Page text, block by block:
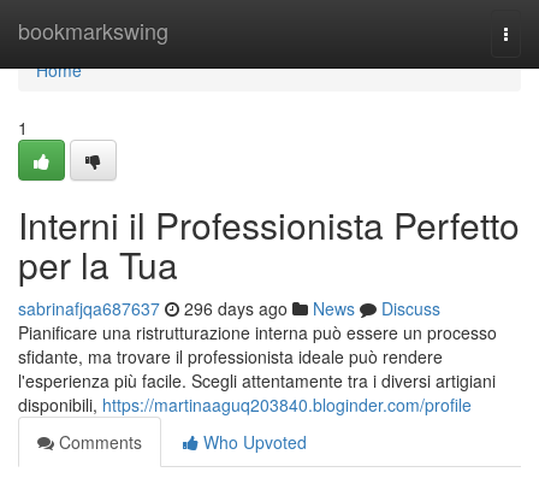
bookmarkswing
Home
Home
1
Interni il Professionista Perfetto
per la Tua
sabrinafjqa687637 296 days ago News
Discuss
Pianificare una ristrutturazione interna può essere un processo
sfidante, ma trovare il professionista ideale può rendere
l'esperienza più facile. Scegli attentamente tra i diversi artigiani
disponibili, https://martinaaguq203840.bloginder.com/profile
Comments
Who Upvoted